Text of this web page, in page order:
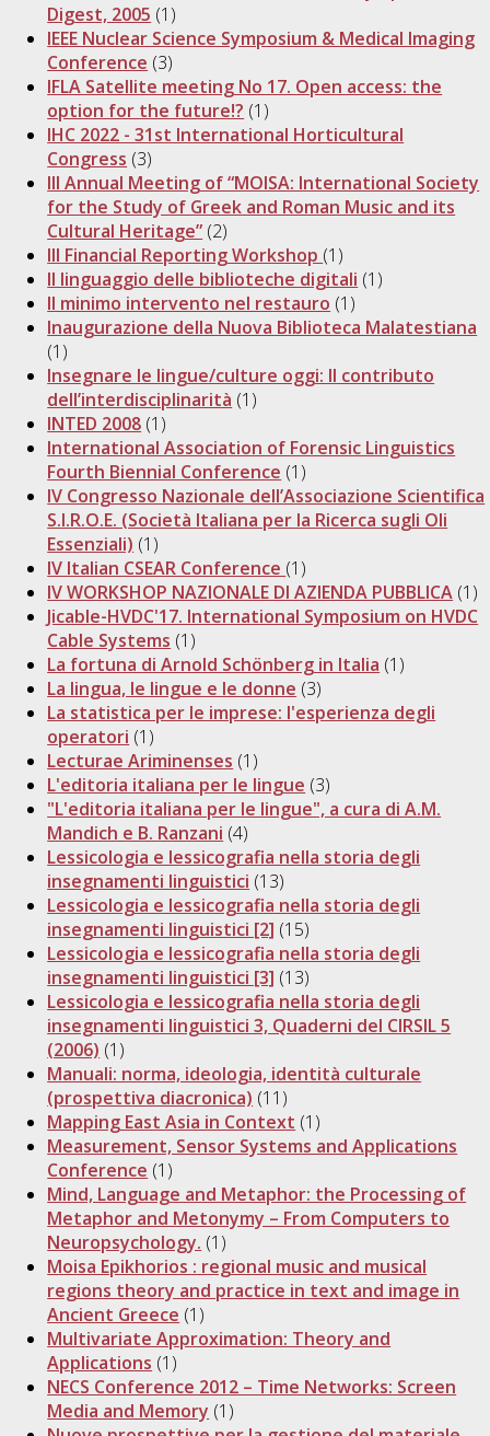
Digest, 2005 (1)
IEEE Nuclear Science Symposium & Medical Imaging
Conference (3)
IFLA Satellite meeting No 17. Open access: the
option for the future!? (1)
IHC 2022 - 31st International Horticultural
Congress (3)
III Annual Meeting of “MOISA: International Society
for the Study of Greek and Roman Music and its
Cultural Heritage” (2)
III Financial Reporting Workshop (1)
Il linguaggio delle biblioteche digitali (1)
Il minimo intervento nel restauro (1)
Inaugurazione della Nuova Biblioteca Malatestiana
(1)
Insegnare le lingue/culture oggi: Il contributo
dell’interdisciplinarità (1)
INTED 2008 (1)
International Association of Forensic Linguistics
Fourth Biennial Conference (1)
IV Congresso Nazionale dell’Associazione Scientifica
S.I.R.O.E. (Società Italiana per la Ricerca sugli Oli
Essenziali) (1)
IV Italian CSEAR Conference (1)
IV WORKSHOP NAZIONALE DI AZIENDA PUBBLICA (1)
Jicable-HVDC'17. International Symposium on HVDC
Cable Systems (1)
La fortuna di Arnold Schönberg in Italia (1)
La lingua, le lingue e le donne (3)
La statistica per le imprese: l'esperienza degli
operatori (1)
Lecturae Ariminenses (1)
L'editoria italiana per le lingue (3)
"L'editoria italiana per le lingue", a cura di A.M.
Mandich e B. Ranzani (4)
Lessicologia e lessicografia nella storia degli
insegnamenti linguistici (13)
Lessicologia e lessicografia nella storia degli
insegnamenti linguistici [2] (15)
Lessicologia e lessicografia nella storia degli
insegnamenti linguistici [3] (13)
Lessicologia e lessicografia nella storia degli
insegnamenti linguistici 3, Quaderni del CIRSIL 5
(2006) (1)
Manuali: norma, ideologia, identità culturale
(prospettiva diacronica) (11)
Mapping East Asia in Context (1)
Measurement, Sensor Systems and Applications
Conference (1)
Mind, Language and Metaphor: the Processing of
Metaphor and Metonymy – From Computers to
Neuropsychology. (1)
Moisa Epikhorios : regional music and musical
regions theory and practice in text and image in
Ancient Greece (1)
Multivariate Approximation: Theory and
Applications (1)
NECS Conference 2012 – Time Networks: Screen
Media and Memory (1)